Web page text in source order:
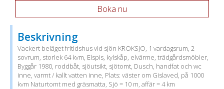
Boka nu
Beskrivning
Vackert beläget fritidshus vid sjön KROKSJÖ, 1 vardagsrum, 2
sovrum, storlek 64 kvm, Elspis, kylskåp, elvärme, trädgårdsmöbler,
Byggår 1980, roddbåt, sjöutsikt, sjötomt, Dusch, handfat och wc
inne, varmt / kallt vatten inne, Plats: väster om Gislaved, på 1000
kvm Naturtomt med gräsmatta, Sjö = 10 m, affär = 4 km